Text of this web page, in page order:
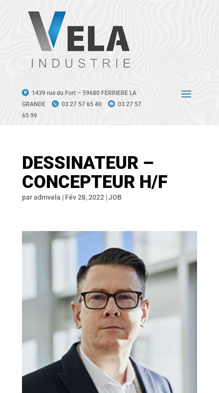
1439 rue du Fort – 59680 FERRIERE LA
GRANDE
03 27 57 65 40
03 27 57
65 99
DESSINATEUR –
CONCEPTEUR H/F
paradmvela | Fév 28, 2022 |JOB